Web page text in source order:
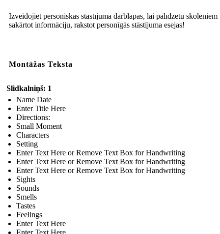
Izveidojiet personiskas stāstījuma darblapas, lai palīdzētu skolēniem
sakārtot informāciju, rakstot personīgās stāstījuma esejas!
Montāžas Teksta
Slidkalniņš: 1
Name Date
Enter Title Here
Directions:
Small Moment
Characters
Setting
Enter Text Here or Remove Text Box for Handwriting
Enter Text Here or Remove Text Box for Handwriting
Enter Text Here or Remove Text Box for Handwriting
Sights
Sounds
Smells
Tastes
Feelings
Enter Text Here
Enter Text Here